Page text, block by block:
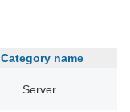
Category name
Server